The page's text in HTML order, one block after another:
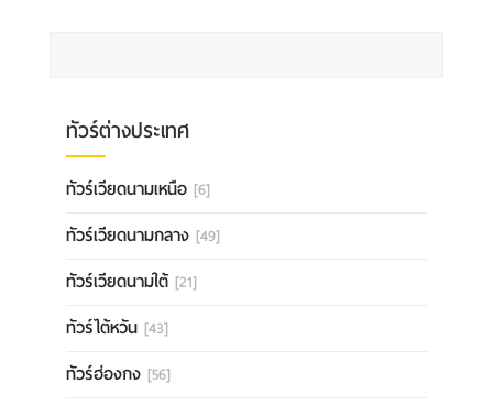
ทัวร์ต่างประเทศ
ทัวร์เวียดนามเหนือ [6]
ทัวร์เวียดนามกลาง [49]
ทัวร์เวียดนามใต้ [21]
ทัวร์ไต้หวัน [43]
ทัวร์ฮ่องกง [56]